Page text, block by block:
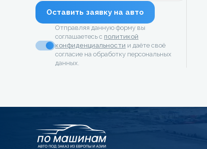
Оставить заявку на авто
Отправляя данную форму вы
соглашаетесь с политикой
конфиденциальности и даёте своё
согласие на обработку персональных
данных.